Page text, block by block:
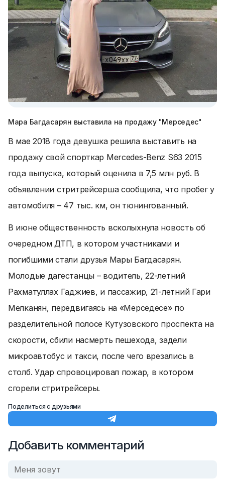
Мара Багдасарян выставила на продажу "Мерседес"
В мае 2018 года девушка решила выставить на
продажу свой спорткар Mercedes-Benz S63 2015
года выпуска, который оценила в 7,5 млн руб. В
объявлении стритрейсерша сообщила, что пробег у
автомобиля – 47 тыс. км, он тюнингованный.
В июне общественность всколыхнула новость об
очередном ДТП, в котором участниками и
погибшими стали друзья Мары Багдасарян.
Молодые дагестанцы – водитель, 22-летний
Рахматуллах Гаджиев, и пассажир, 21-летний Гари
Мелканян, передвигаясь на «Мерседесе» по
разделительной полосе Кутузовского проспекта на
скорости, сбили насмерть пешехода, задели
микроавтобус и такси, после чего врезались в
столб. Удар спровоцировал пожар, в котором
сгорели стритрейсеры.
Поделиться с друзьями
Добавить комментарий